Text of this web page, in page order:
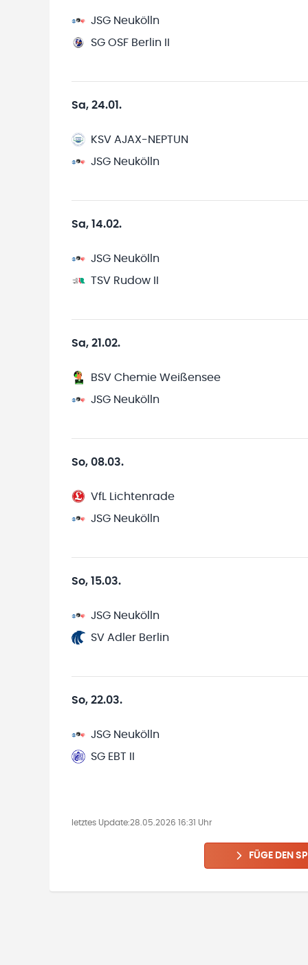
JSG Neukölln
SG OSF Berlin II
Sa, 24.01.
KSV AJAX-NEPTUN
JSG Neukölln
Sa, 14.02.
JSG Neukölln
TSV Rudow II
Sa, 21.02.
BSV Chemie Weißensee
JSG Neukölln
So, 08.03.
VfL Lichtenrade
JSG Neukölln
So, 15.03.
JSG Neukölln
SV Adler Berlin
So, 22.03.
JSG Neukölln
SG EBT II
letztes Update:28.05.2026 16:31 Uhr
FÜGE DEN